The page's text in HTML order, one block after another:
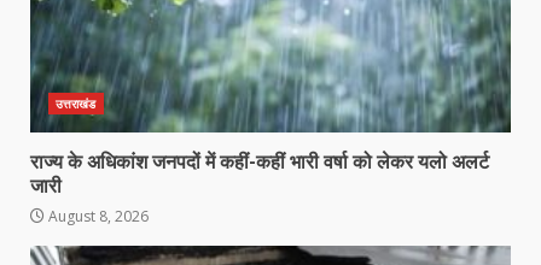
उत्तराखंड
राज्य के अधिकांश जनपदों में कहीं-कहीं भारी वर्षा को लेकर यलो अलर्ट
जारी
August 8, 2026